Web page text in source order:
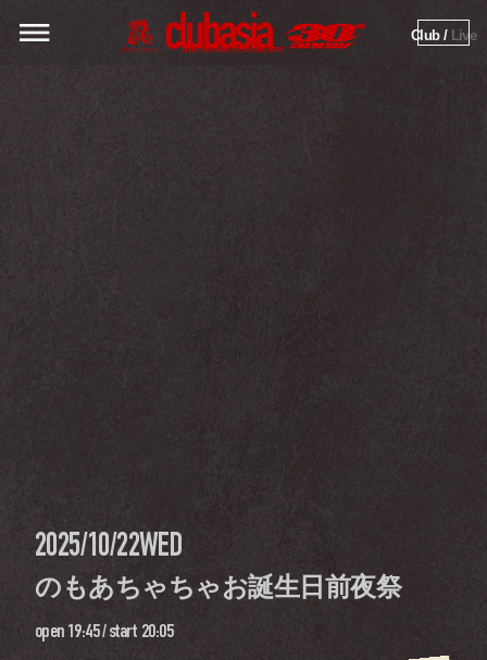
Club / Live
2025/10/22WED
のもあちゃちゃお誕生日前夜祭
open 19:45 / start 20:05